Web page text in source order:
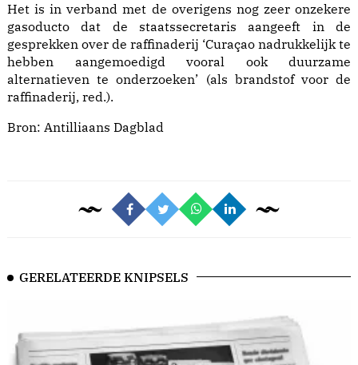
Het is in verband met de overigens nog zeer onzekere
gasoducto dat de staatssecretaris aangeeft in de
gesprekken over de raffinaderij ‘Curaçao nadrukkelijk te
hebben aangemoedigd vooral ook duurzame
alternatieven te onderzoeken’ (als brandstof voor de
raffinaderij, red.).
Bron: Antilliaans Dagblad
GERELATEERDE KNIPSELS